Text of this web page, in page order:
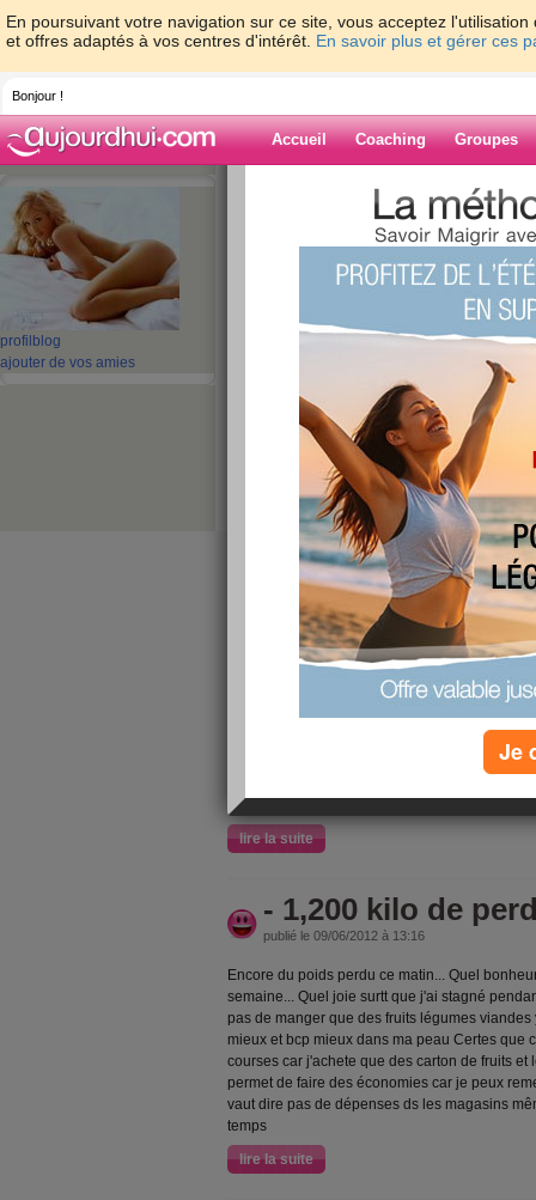
En poursuivant votre navigation sur ce site, vous acceptez
et offres adaptés à vos centres d'intérêt. En savoir plus et gérer ces
Bonjour !
Accueil Coaching Groupes
profil blog
ajouter de vos amies
>
Blog de lawana
21 - 27 »
‹ Préc. 1 2 3 4 5
-1,1kg
publié le 26/07/2012 à 22:06
Et hop 36,1 de perdu depuis le 2/1/12. A la
suis fiere de moi
lire la suite
- 800 g
publié le 23/06/2012 à 11:44
Bonjour Pesée ce matin et magique ... Je vois
perdu 800g et ça continue tout doucement
kilos partent moins vite que les premiers Biz à
lire la suite
- 1,200 kilo de
publié le 09/06/2012 à 13:16
Encore du poids perdu ce matin... Quel
semaine... Quel joie surtt que j'ai stagné
pas de manger que des fruits légumes
mieux et bcp mieux dans ma peau Certes que
courses car j'achete que des carton de fruits et
permet de faire des économies car je peux
vaut dire pas de dépenses ds les magasins
temps
lire la suite
Je